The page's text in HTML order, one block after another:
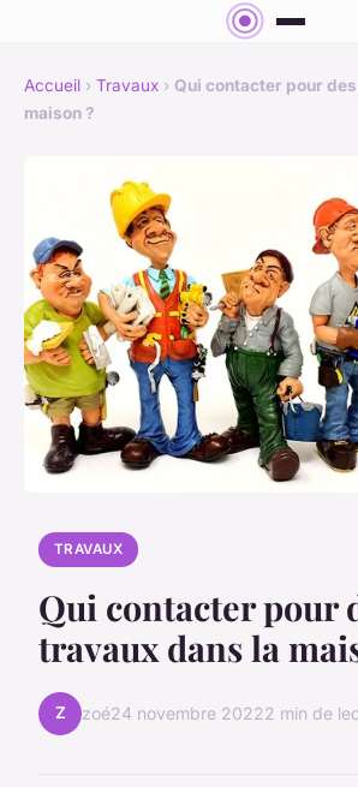
Accueil › Travaux › Qui contacter pour
maison ?
TRAVAUX
Qui contacter pour
travaux dans la
Z zoé24 novembre 20222 min de